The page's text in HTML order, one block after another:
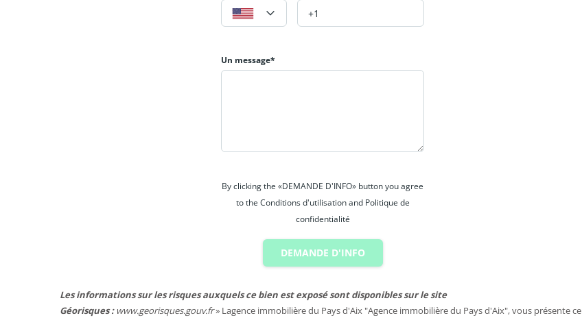
Nous sommes à votre disposition pour de plus amples informations.
Un message*
By clicking the «DEMANDE D'INFO» button you agree
to the Conditions d'utilisation and Politique de
confidentialité
DEMANDE D'INFO
Les informations sur les risques auxquels ce bien est exposé sont disponibles sur le site
Géorisques : www.georisques.gouv.fr» Lagence immobilière du Pays d'Aix "Agence immobilière du Pays d'Aix", vous présente ce